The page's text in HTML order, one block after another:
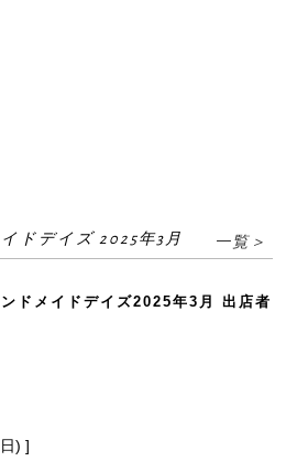
ドデイズ 2025年3月 一覧＞
メイドデイズ2025年3月 出店者
) ]